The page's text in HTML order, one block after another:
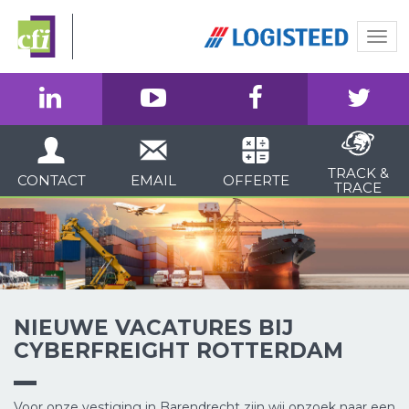
CONTACT EMAIL OFFERTE
TRACK &
TRACE
NIEUWE VACATURES BIJ
CYBERFREIGHT ROTTERDAM